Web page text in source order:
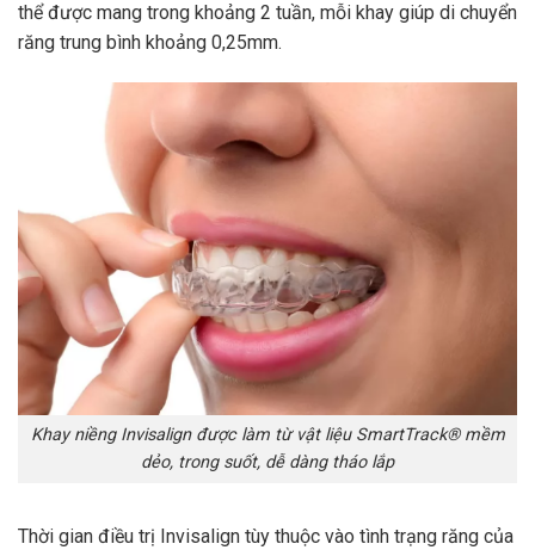
thể được mang trong khoảng 2 tuần, mỗi khay giúp di chuyển
răng trung bình khoảng 0,25mm.
Khay niềng Invisalign được làm từ vật liệu SmartTrack® mềm
dẻo, trong suốt, dễ dàng tháo lắp
Thời gian điều trị Invisalign tùy thuộc vào tình trạng răng của